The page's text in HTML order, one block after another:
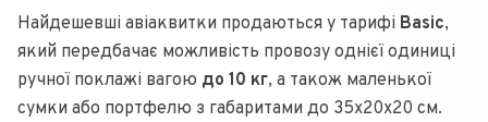
Найдешевші авіаквитки продаються у тарифі Basic,
який передбачає можливість провозу однієї одиниці
ручної поклажі вагою до 10 кг, а також маленької
сумки або портфелю з габаритами до 35х20х20 см.